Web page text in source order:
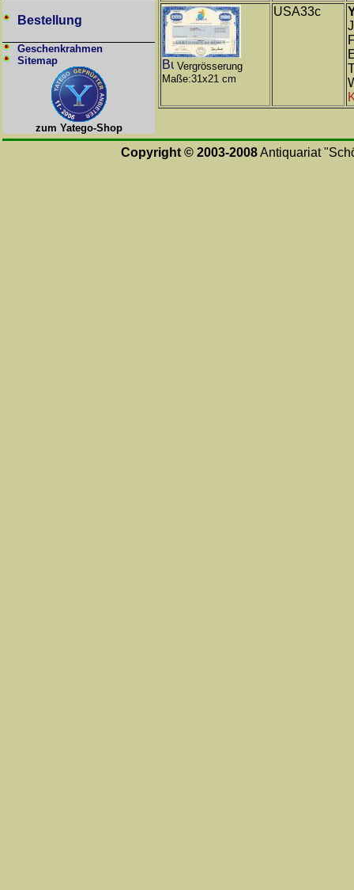
Bestellung
Geschenkrahmen
Sitemap
zum Yatego-Shop
Vergrösserung
Maße:31x21 cm
USA33c
Copyright © 2003-2008Antiquariat